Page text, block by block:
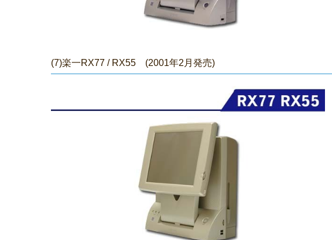
(7)楽一RX77 / RX55 (2001年2月発売)